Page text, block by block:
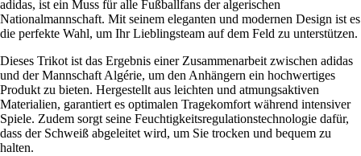
adidas, ist ein Muss für alle Fußballfans der algerischen
Nationalmannschaft. Mit seinem eleganten und modernen Design ist es
die perfekte Wahl, um Ihr Lieblingsteam auf dem Feld zu unterstützen.
Dieses Trikot ist das Ergebnis einer Zusammenarbeit zwischen adidas
und der Mannschaft Algérie, um den Anhängern ein hochwertiges
Produkt zu bieten. Hergestellt aus leichten und atmungsaktiven
Materialien, garantiert es optimalen Tragekomfort während intensiver
Spiele. Zudem sorgt seine Feuchtigkeitsregulationstechnologie dafür,
dass der Schweiß abgeleitet wird, um Sie trocken und bequem zu
halten.